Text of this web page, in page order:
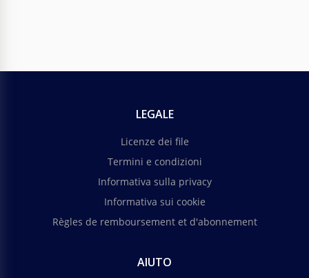
LEGALE
Licenze dei file
Termini e condizioni
Informativa sulla privacy
Informativa sui cookie
Règles de remboursement et d'abonnement
AIUTO